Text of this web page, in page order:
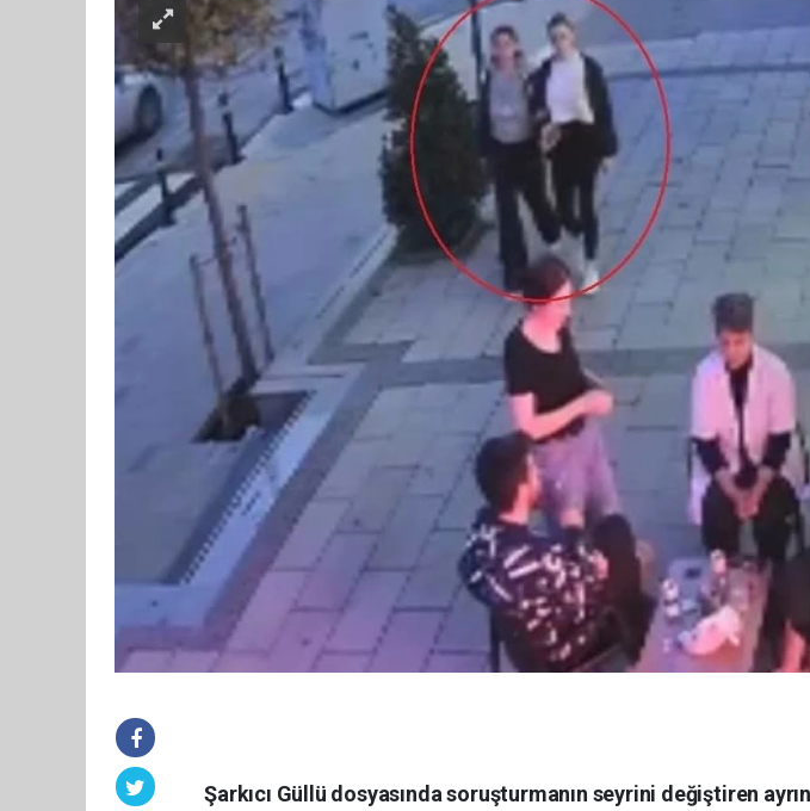
Şarkıcı Güllü dosyasında soruşturmanın seyrini değiştiren